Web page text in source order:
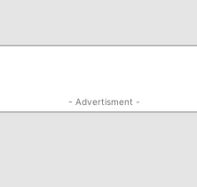
- Advertisment -